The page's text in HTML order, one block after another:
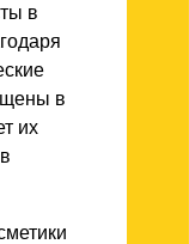
в
в
их